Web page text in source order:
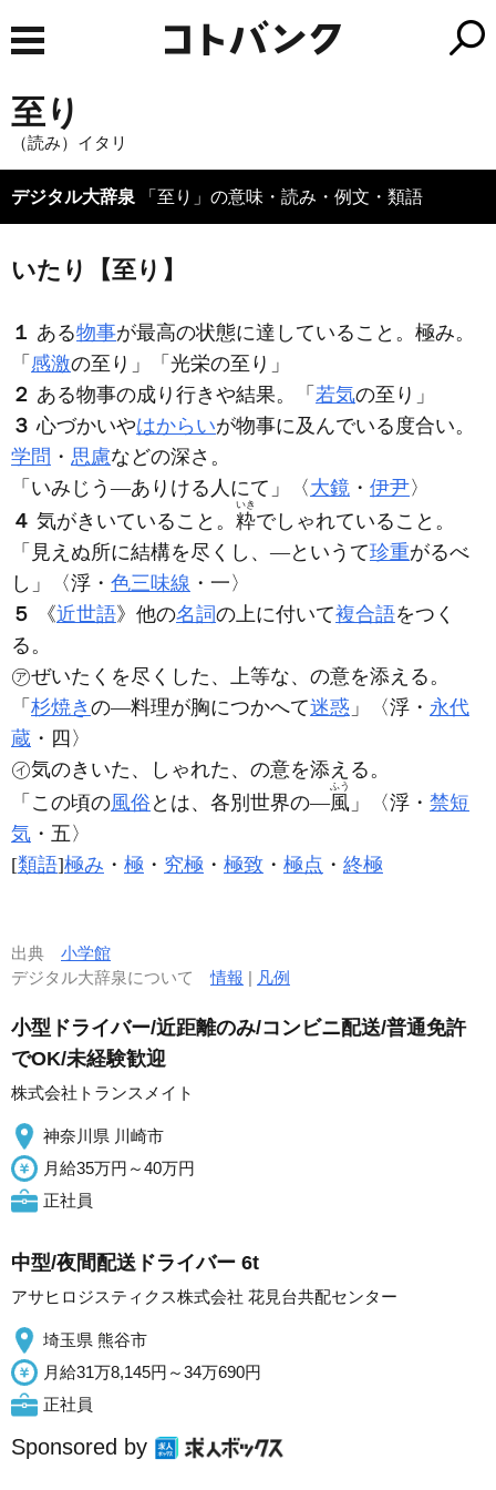
至り
（読み）イタリ
デジタル大辞泉 「至り」の意味・読み・例文・類語
いたり【至り】
１ ある物事が最高の状態に達していること。極み。
「 感激の至り 」「光栄の至り 」
２ ある物事の成り行きや結果。「 若気の至り 」
３ 心づかいやはからいが物事に及んでいる度合い。
学問 ・ 思慮などの深さ。
「いみじう―ありける人にて」〈 大鏡 ・ 伊尹〉
４ 気がきいていること。 粋
いき
でしゃれていること。
「見えぬ所に結構を尽くし、―というて珍重がるべ
し」〈浮・ 色三味線 ・一〉
５
《近世語》他の名詞の上に付いて複合語をつく
る。
㋐ぜいたくを尽くした、上等な、の意を添える。
「 杉焼き の―料理が胸につかへて迷惑 」〈浮・ 永代
蔵 ・四〉
㋑気のきいた、しゃれた、の意を添える。
「この頃の風俗 とは、各別世界の―風
ふう
」〈浮・ 禁短
気 ・五〉
[類語]極み ・ 極 ・ 究極 ・ 極致 ・ 極点 ・ 終極
出典 小学館
デジタル大辞泉について情報 | 凡例
小型ドライバー/近距離のみ/コンビニ配送/普通免許
でOK/未経験歓迎
株式会社トランスメイト
神奈川県 川崎市
月給35万円～40万円
正社員
中型/夜間配送ドライバー 6t
アサヒロジスティクス株式会社 花見台共配センター
埼玉県 熊谷市
月給31万8,145円～34万690円
正社員
Sponsored by